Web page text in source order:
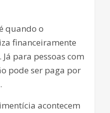
quando o
financeiramente
para pessoas com
pode ser paga por
acontecem